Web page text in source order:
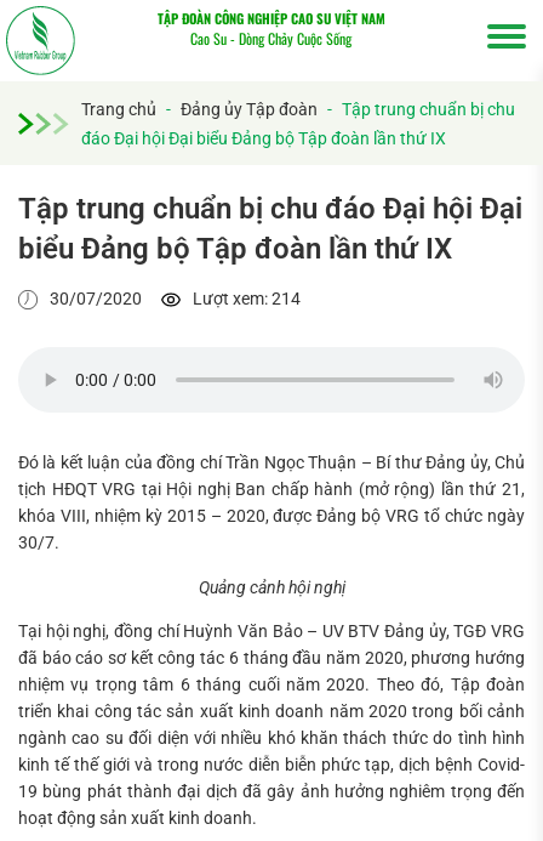
TẬP ĐOÀN CÔNG NGHIỆP CAO SU VIỆT NAM
Cao Su - Dòng Chảy Cuộc Sống
Trang chủ - Đảng ủy Tập đoàn - Tập trung chuẩn bị chu
đáo Đại hội Đại biểu Đảng bộ Tập đoàn lần thứ IX
Tập trung chuẩn bị chu đáo Đại hội Đại
biểu Đảng bộ Tập đoàn lần thứ IX
30/07/2020 Lượt xem: 214
Đó là kết luận của đồng chí Trần Ngọc Thuận – Bí thư Đảng ủy, Chủ
tịch HĐQT VRG tại Hội nghị Ban chấp hành (mở rộng) lần thứ 21,
khóa VIII, nhiệm kỳ 2015 – 2020, được Đảng bộ VRG tổ chức ngày
30/7.
Quảng cảnh hội nghị
Tại hội nghị, đồng chí Huỳnh Văn Bảo – UV BTV Đảng ủy, TGĐ VRG
đã báo cáo sơ kết công tác 6 tháng đầu năm 2020, phương hướng
nhiệm vụ trọng tâm 6 tháng cuối năm 2020. Theo đó, Tập đoàn
triển khai công tác sản xuất kinh doanh năm 2020 trong bối cảnh
ngành cao su đối diện với nhiều khó khăn thách thức do tình hình
kinh tế thế giới và trong nước diễn biễn phức tạp, dịch bệnh Covid-
19 bùng phát thành đại dịch đã gây ảnh hưởng nghiêm trọng đến
hoạt động sản xuất kinh doanh.
Tìm
kiếm...